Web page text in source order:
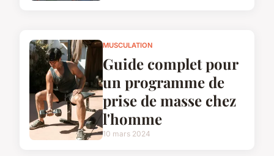
MUSCULATION
Guide complet pour
un programme de
prise de masse chez
l'homme
10 mars 2024